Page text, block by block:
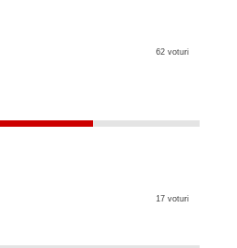
62 voturi
17 voturi